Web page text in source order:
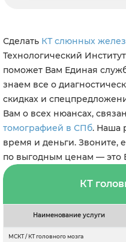
Сделать КТ слюнных желез
Технологический
поможет Вам Единая
знаем все о
скидках и
Вам о всех нюансах,
томографией в СПб. Наша
время и деньги. Звоните,
по выгодным ценам — это
КТ
Наименование услуги
МСКТ / КТ головного мозга